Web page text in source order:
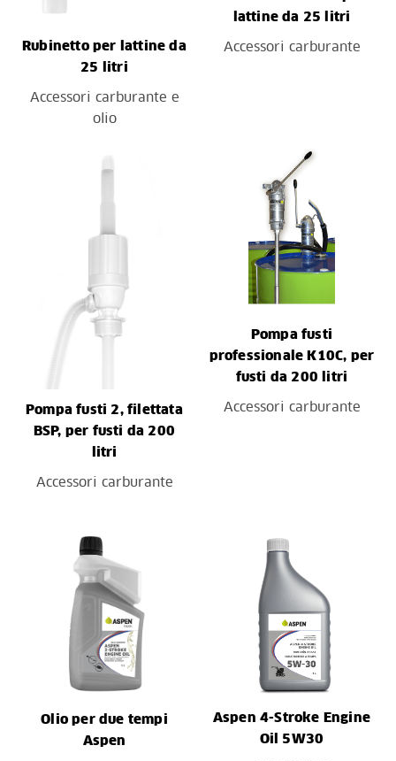
Rubinetto per lattine da
25 litri
Accessori carburante e
olio
lattine da 25 litri
Accessori carburante
Pompa fusti 2, filettata
BSP, per fusti da 200
litri
Accessori carburante
Pompa fusti
professionale K10C, per
fusti da 200 litri
Accessori carburante
Olio per due tempi
Aspen
Aspen 4-Stroke Engine
Oil 5W30